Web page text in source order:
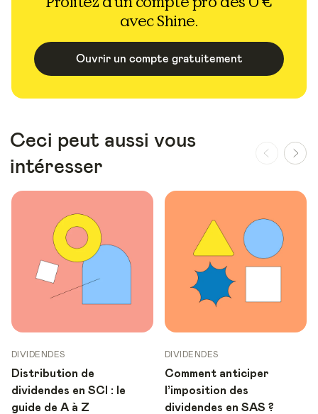
avec Shine.
Ouvrir un compte gratuitement
Ceci peut aussi vous
intéresser
DIVIDENDES
Distribution de
dividendes en SCI : le
guide de A à Z
DIVIDENDES
Comment anticiper
l’imposition des
dividendes en SAS ?